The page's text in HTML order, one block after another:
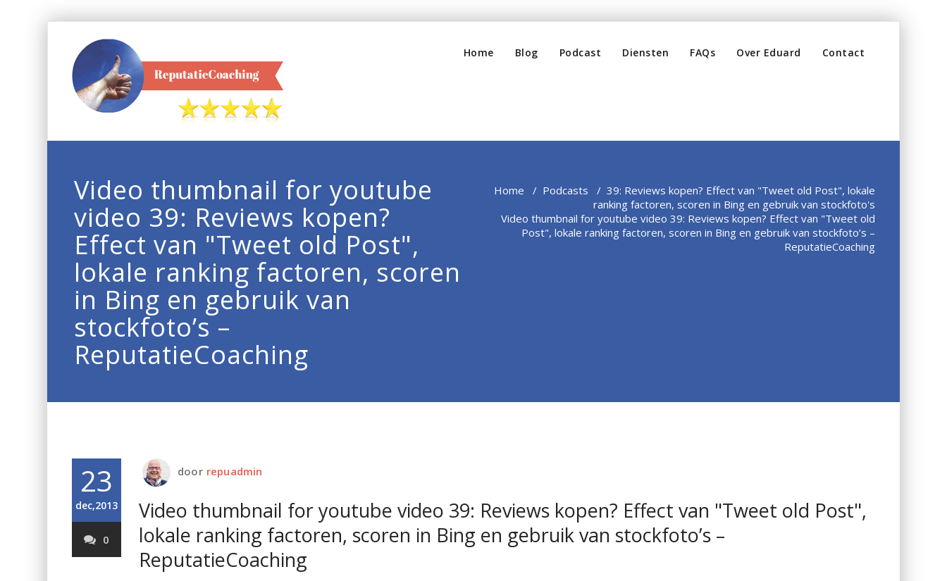
Home Blog Podcast Diensten FAQs Over Eduard Contact
Video thumbnail for youtube
video 39: Reviews kopen?
Effect van "Tweet old Post",
lokale ranking factoren, scoren
in Bing en gebruik van
stockfoto’s –
ReputatieCoaching
Home / Podcasts / 39: Reviews kopen? Effect van "Tweet old Post", lokale
ranking factoren, scoren in Bing en gebruik van stockfoto's
Video thumbnail for youtube video 39: Reviews kopen? Effect van "Tweet old
Post", lokale ranking factoren, scoren in Bing en gebruik van stockfoto’s –
ReputatieCoaching
23
dec,2013
0
door repuadmin
Video thumbnail for youtube video 39: Reviews kopen? Effect van "Tweet old Post",
lokale ranking factoren, scoren in Bing en gebruik van stockfoto’s –
ReputatieCoaching